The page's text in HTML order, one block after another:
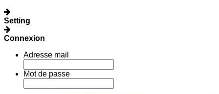
Setting
Connexion
Adresse mail
Mot de passe